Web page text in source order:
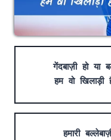
गेंदबाज़ी हो या
हम वो
हमारी